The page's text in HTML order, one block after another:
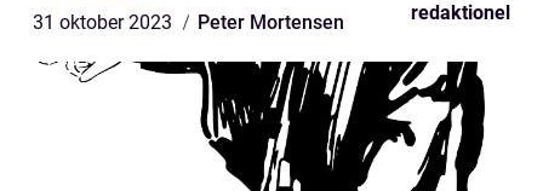
31 oktober 2023 Peter Mortensen redaktionel